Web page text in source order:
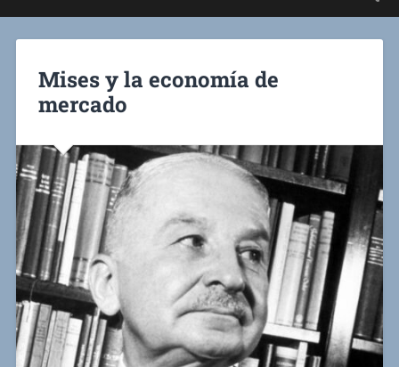
Mises y la economía de
mercado